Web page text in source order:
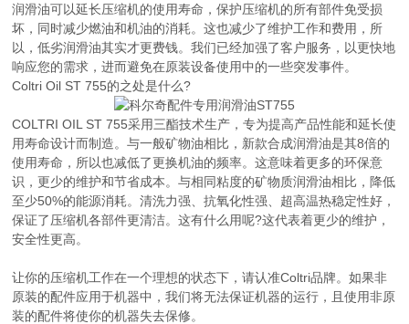
润滑油可以延长压缩机的使用寿命，保护压缩机的所有部件免受损
坏，同时减少燃油和机油的消耗。这也减少了维护工作和费用，所
以，低劣润滑油其实才更费钱。我们已经加强了客户服务，以更快地
响应您的需求，进而避免在原装设备使用中的一些突发事件。
Coltri Oil ST 755的之处是什么?
COLTRI OIL ST 755采用三酯技术生产，专为提高产品性能和延长使
用寿命设计而制造。与一般矿物油相比，新款合成润滑油是其8倍的
使用寿命，所以也减低了更换机油的频率。这意味着更多的环保意
识，更少的维护和节省成本。与相同粘度的矿物质润滑油相比，降低
至少50%的能源消耗。清洗力强、抗氧化性强、超高温热稳定性好，
保证了压缩机各部件更清洁。这有什么用呢?这代表着更少的维护，
安全性更高。
让你的压缩机工作在一个理想的状态下，请认准Coltri品牌。如果非
原装的配件应用于机器中，我们将无法保证机器的运行，且使用非原
装的配件将使你的机器失去保修。